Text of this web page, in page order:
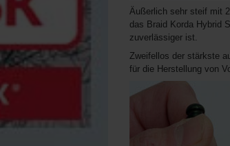
Äußerlich sehr steif mit
das Braid Korda Hybrid
zuverlässiger ist.
Zweifellos der stärkste
für die Herstellung von